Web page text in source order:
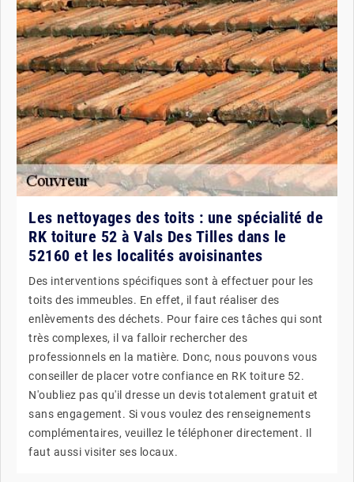
Les nettoyages des toits : une spécialité de
RK toiture 52 à Vals Des Tilles dans le
52160 et les localités avoisinantes
Des interventions spécifiques sont à effectuer pour les
toits des immeubles. En effet, il faut réaliser des
enlèvements des déchets. Pour faire ces tâches qui sont
très complexes, il va falloir rechercher des
professionnels en la matière. Donc, nous pouvons vous
conseiller de placer votre confiance en RK toiture 52.
N'oubliez pas qu'il dresse un devis totalement gratuit et
sans engagement. Si vous voulez des renseignements
complémentaires, veuillez le téléphoner directement. Il
faut aussi visiter ses locaux.